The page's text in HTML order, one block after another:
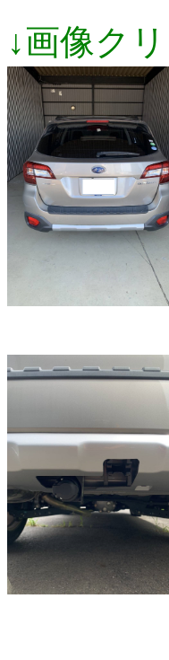
↓画像ク